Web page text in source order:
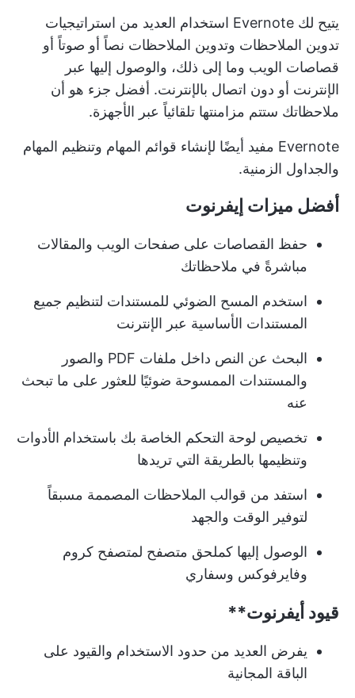
يتيح لك Evernote استخدام العديد من
استراتيجيات
تدوين الملاحظات وتدوين الملاحظات نصاً أو صوتاً أو
قصاصات الويب وما إلى ذلك، والوصول إليها عبر
الإنترنت أو دون اتصال بالإنترنت. أفضل جزء هو أن
ملاحظاتك ستتم مزامنتها تلقائياً عبر الأجهزة.
Evernote مفيد أيضًا لإنشاء قوائم المهام وتنظيم المهام
والجداول الزمنية.
أفضل ميزات إيفرنوت
حفظ القصاصات على صفحات الويب والمقالات
مباشرةً في ملاحظاتك
استخدم المسح الضوئي للمستندات لتنظيم جميع
المستندات الأساسية عبر الإنترنت
البحث عن النص داخل ملفات PDF والصور
والمستندات الممسوحة ضوئيًا للعثور على ما تبحث
عنه
تخصيص لوحة التحكم الخاصة بك باستخدام الأدوات
وتنظيمها بالطريقة التي تريدها
استفد من قوالب الملاحظات المصممة مسبقاً
لتوفير الوقت والجهد
الوصول إليها كملحق متصفح لمتصفح كروم
وفايرفوكس وسفاري
قيود أيفرنوت**
يفرض العديد من حدود الاستخدام والقيود على
الباقة المجانية